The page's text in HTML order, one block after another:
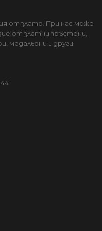
от злато. При нас може
от златни пръстени,
медальони и други.